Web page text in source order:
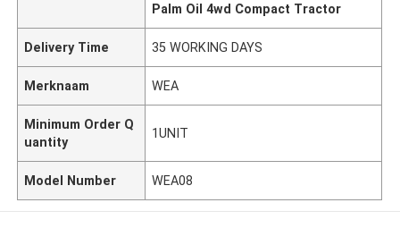
Palm Oil 4wd Compact Tractor
Delivery Time 35 WORKING DAYS
Merknaam WEA
Minimum Order Q
uantity
1UNIT
Model Number WEA08